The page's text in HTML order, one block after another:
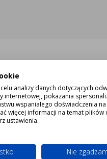
3
analizy danych dotyczących
internetowej, pokazania
wspaniałego doświadczenia
więcej informacji na temat plików
ustawienia.
Nie